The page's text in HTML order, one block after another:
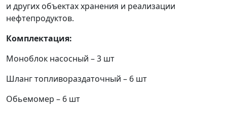
и других объектах хранения и реализации
нефтепродуктов.
Комплектация:
Моноблок насосный – 3 шт
Шланг топливораздаточный – 6 шт
Обьемомер – 6 шт